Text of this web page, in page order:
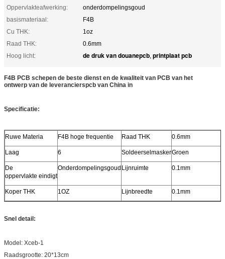
Oppervlakteafwerking:
onderdompelingsgoud
basismateriaal:
F4B
Cu THK:
1oz
Raad THK:
0.6mm
Hoog licht:
de druk van douanepcb, printplaat pcb
F4B PCB schepen de beste dienst en de kwaliteit van PCB van het
ontwerp van de leverancierspcb van China in
Specificatie:
Ruwe Materia F4B hoge frequentie Raad THK 0.6mm
Laag 6 SoldeerselmaskerGroen
De
oppervlakte eindigt
Onderdompelingsgoud Lijnruimte 0.1mm
Koper THK 1OZ Lijnbreedte 0.1mm
Snel detail:
Model: Xceb-1
Raadsgrootte: 20*13cm